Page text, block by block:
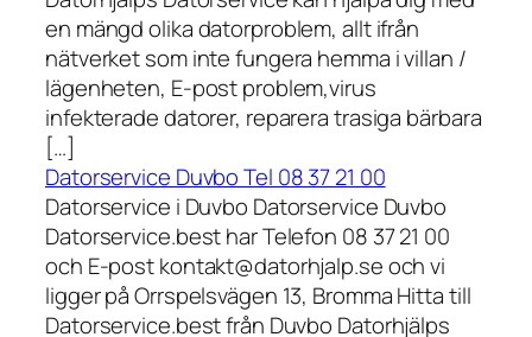
en mängd olika datorproblem, allt ifrån
nätverket som inte fungera hemma i villan /
lägenheten, E-post problem,virus
infekterade datorer, reparera trasiga bärbara
[…]
Datorservice Duvbo Tel 08 37 21 00
Datorservice i Duvbo Datorservice Duvbo
Datorservice.best har Telefon 08 37 21 00
och E-post kontakt@datorhjalp.se och vi
ligger på Orrspelsvägen 13, Bromma Hitta till
Datorservice.best från Duvbo Datorhjälps